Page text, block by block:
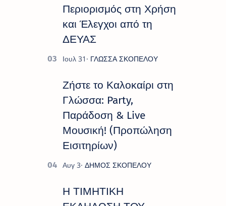
Περιορισμός στη Χρήση
και Έλεγχοι από τη
ΔΕΥΑΣ
Ζήστε το Καλοκαίρι στη
Γλώσσα: Party,
Παράδοση & Live
Μουσική! (Προπώληση
Εισιτηρίων)
Η ΤΙΜΗΤΙΚΗ